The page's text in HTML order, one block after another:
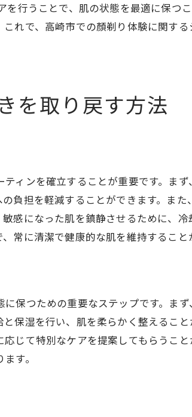
崎市で評判の顏剃りサロン探しのコツ
めての顏剃り体験に向けた準備
顏剃り初心者におすすめの高崎市のサロン
で叶える美肌と小顔効果を高崎市で実感
崎市で美肌と小顔を手に入れる方法
剃りで変わる肌質の向上
剃りが美容に与える多面的な効果
崎市の顏剃りサロンで得られる美容効果
行うことで、肌の状態を最適に保つ
れで、高崎市での顏剃り体験に関す
を取り戻す方法
ィンを確立することが重要です。ま
負担を軽減することができます。ま
感になった肌を鎮静させるために、
常に清潔で健康的な肌を維持すること
保つための重要なステップです。ま
保湿を行い、肌を柔らかく整えるこ
じて特別なケアを提案してもらうこ
す。